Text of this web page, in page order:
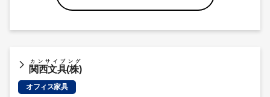
関西文具(株)
カンサイブング
オフィス家具